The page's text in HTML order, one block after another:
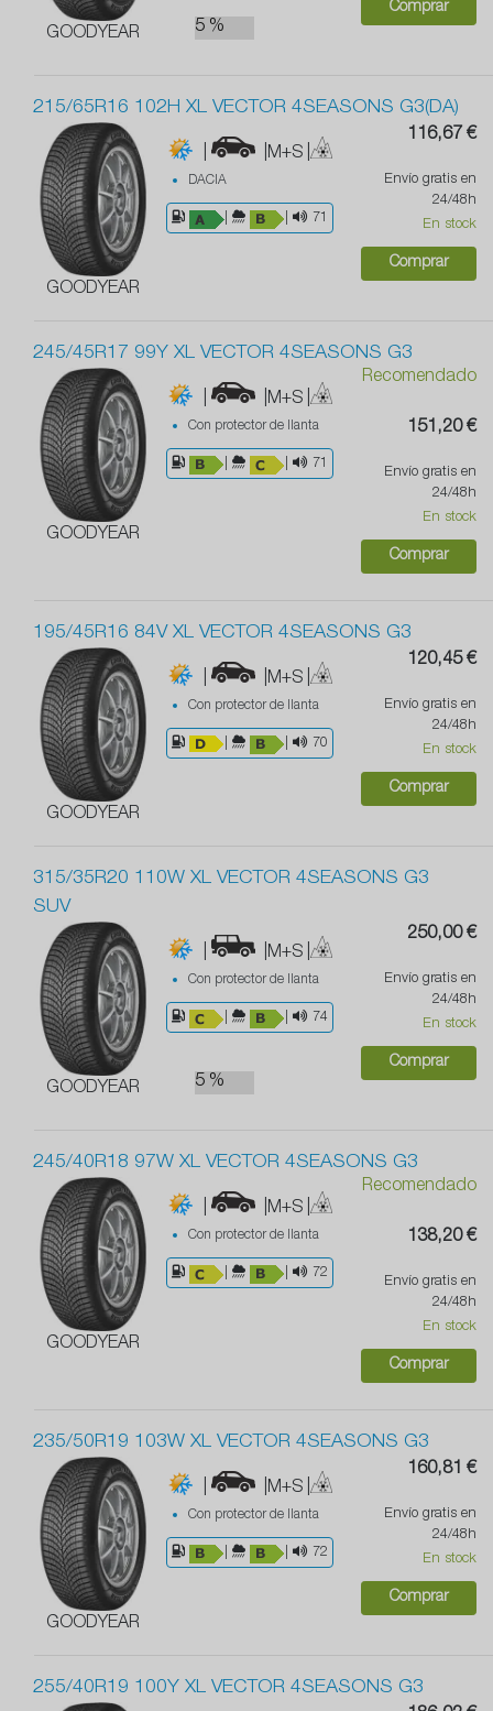
GOODYEAR 5 %
Comprar
215/65R16 102H XL VECTOR 4SEASONS G3(DA)
GOODYEAR
| |M+S |
DACIA
71
116,67 €
Envío gratis en
24/48h
En stock
Comprar
245/45R17 99Y XL VECTOR 4SEASONS G3
GOODYEAR
| |M+S |
Con protector de llanta
71
Recomendado
151,20 €
Envío gratis en
24/48h
En stock
Comprar
195/45R16 84V XL VECTOR 4SEASONS G3
GOODYEAR
| |M+S |
Con protector de llanta
70
120,45 €
Envío gratis en
24/48h
En stock
Comprar
315/35R20 110W XL VECTOR 4SEASONS G3
SUV
GOODYEAR
| |M+S |
Con protector de llanta
74
5 %
250,00 €
Envío gratis en
24/48h
En stock
Comprar
245/40R18 97W XL VECTOR 4SEASONS G3
GOODYEAR
| |M+S |
Con protector de llanta
72
Recomendado
138,20 €
Envío gratis en
24/48h
En stock
Comprar
235/50R19 103W XL VECTOR 4SEASONS G3
GOODYEAR
| |M+S |
Con protector de llanta
72
160,81 €
Envío gratis en
24/48h
En stock
Comprar
255/40R19 100Y XL VECTOR 4SEASONS G3